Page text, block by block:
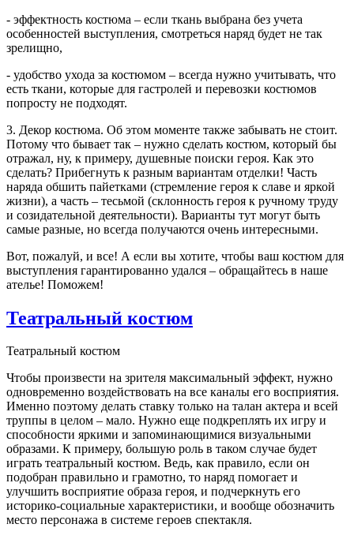
- эффектность костюма – если ткань выбрана без учета
особенностей выступления, смотреться наряд будет не так
зрелищно,
- удобство ухода за костюмом – всегда нужно учитывать, что
есть ткани, которые для гастролей и перевозки костюмов
попросту не подходят.
3. Декор костюма. Об этом моменте также забывать не стоит.
Потому что бывает так – нужно сделать костюм, который бы
отражал, ну, к примеру, душевные поиски героя. Как это
сделать? Прибегнуть к разным вариантам отделки! Часть
наряда обшить пайетками (стремление героя к славе и яркой
жизни), а часть – тесьмой (склонность героя к ручному труду
и созидательной деятельности). Варианты тут могут быть
самые разные, но всегда получаются очень интересными.
Вот, пожалуй, и все! А если вы хотите, чтобы ваш костюм для
выступления гарантированно удался – обращайтесь в наше
ателье! Поможем!
Театральный костюм
Театральный костюм
Чтобы произвести на зрителя максимальный эффект, нужно
одновременно воздействовать на все каналы его восприятия.
Именно поэтому делать ставку только на талан актера и всей
труппы в целом – мало. Нужно еще подкреплять их игру и
способности яркими и запоминающимися визуальными
образами. К примеру, большую роль в таком случае будет
играть театральный костюм. Ведь, как правило, если он
подобран правильно и грамотно, то наряд помогает и
улучшить восприятие образа героя, и подчеркнуть его
историко-социальные характеристики, и вообще обозначить
место персонажа в системе героев спектакля.